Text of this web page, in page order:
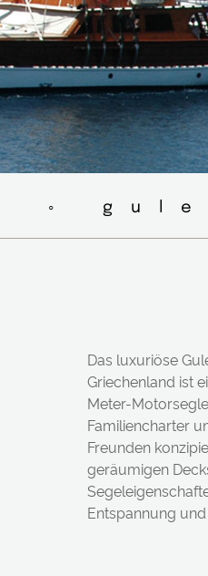
Das luxuriöse
Griechenland ist
Meter-
Familiencharter
Freunden
geräumigen
Entspannung